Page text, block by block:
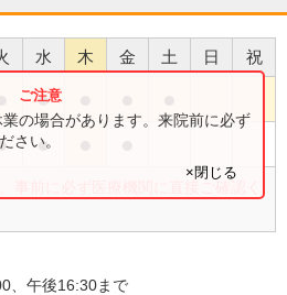
水 木 金 土 日 祝
●
● ●
事前に必ず医療機関に直接ご確認く
の場合があります。来院前に必ず
さい。
×閉じる
、午後16:30まで